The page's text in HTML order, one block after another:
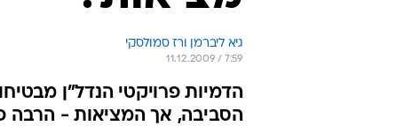
גיא ליברמן ורז סמולסקי
11.12.2009 / 7:59
הדמיות פרויקטי הנדל"ן